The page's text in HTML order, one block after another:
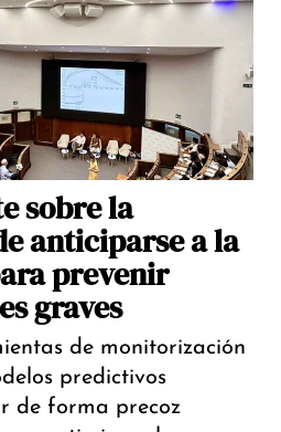
sobre la
anticiparse a la
prevenir
graves
de monitorización
predictivos
de forma precoz